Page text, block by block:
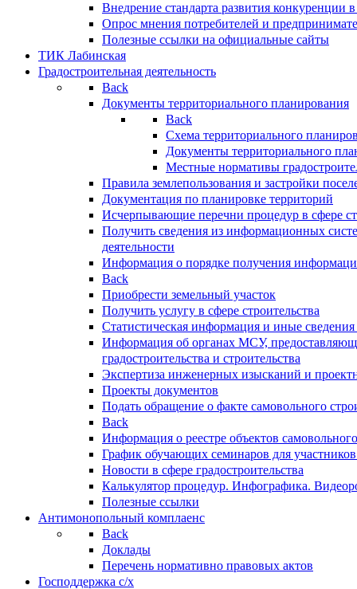
Внедрение стандарта развития конкуренции
Опрос мнения потребителей и
Полезные ссылки на официальные сайты
ТИК Лабинская
Градостроительная деятельность
Back
Документы территориального планирования
Back
Схема территориального
Документы территориального
Местные нормативы
Правила землепользования и застройки
Документация по планировке территорий
Исчерпывающие перечни процедур в сфере
Получить сведения из информационных
деятельности
Информация о порядке получения
Back
Приобрести земельный участок
Получить услугу в сфере строительства
Статистическая информация и иные сведения
Информация об органах МСУ,
градостроительства и строительства
Экспертиза инженерных изысканий и
Проекты документов
Подать обращение о факте самовольного
Back
Информация о реестре объектов
График обучающих семинаров для участников
Новости в сфере градостроительства
Калькулятор процедур. Инфографика.
Полезные ссылки
Антимонопольный комплаенс
Back
Доклады
Перечень нормативно правовых актов
Господдержка с/х